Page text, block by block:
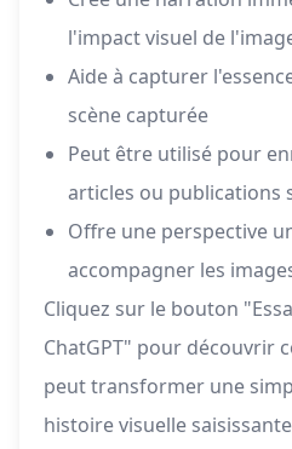
l'impact visuel de
Aide à capturer
scène capturée
Peut être utilisé pour
articles ou publications
Offre une perspective
accompagner les
Cliquez sur le bouton
ChatGPT" pour découvrir
peut transformer une
histoire visuelle